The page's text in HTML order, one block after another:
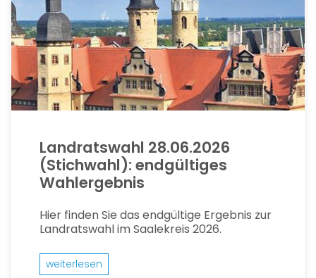
Landratswahl 28.06.2026
(Stichwahl): endgültiges
Wahlergebnis
Hier finden Sie das endgültige Ergebnis zur
Landratswahl im Saalekreis 2026.
weiterlesen